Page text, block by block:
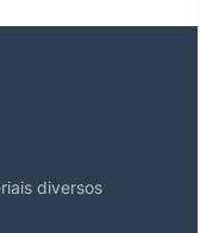
diversos